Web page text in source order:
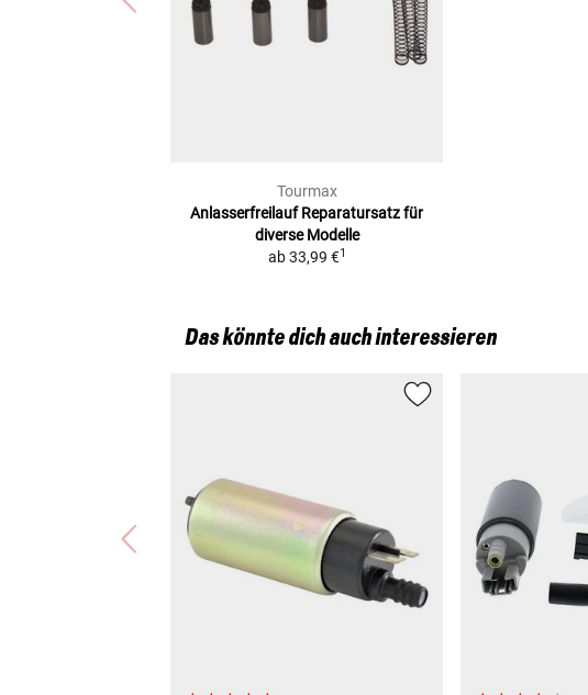
Vespa S 125 I.E. 3V (SPRINT) (S125-3V)
Yamaha YP 250 MAJESTY (SG041)
Tourmax
Anlasserfreilauf Reparatursatzfür
diverse Modelle
ab 33,99 €1
Das könnte dich auch interessieren